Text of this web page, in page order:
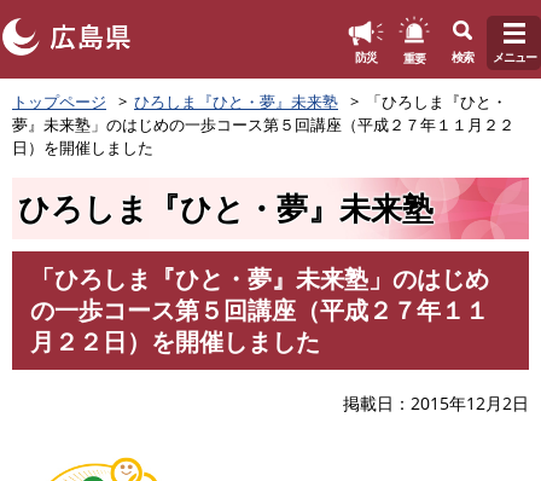
ペ
ー
ジ
の
防災 重要 検索 メニュー
トップページ ひろしま『ひと・夢』未来塾
「ひろしま『ひと・
夢』未来塾」のはじめの一歩コース第５回講座（平成２７年１１月２２
日）を開催しました
ひろしま『ひと・夢』未来塾
「ひろしま『ひと・夢』未来塾」のはじめ
の一歩コース第５回講座（平成２７年１１
月２２日）を開催しました
掲載日 2015年12月2日